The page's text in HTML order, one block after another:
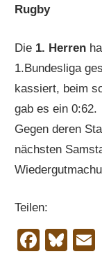
Rugby
Die 1. Herren
1.Bundesliga
kassiert, beim
gab es ein 0:62.
Gegen deren
nächsten
Teilen: